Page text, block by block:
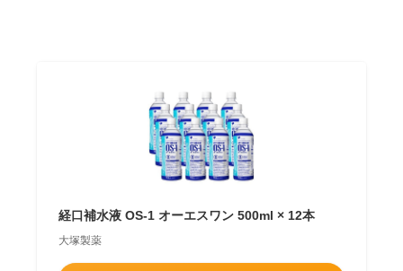
経口補水液 OS-1 オーエスワン 500ml × 12本
大塚製薬